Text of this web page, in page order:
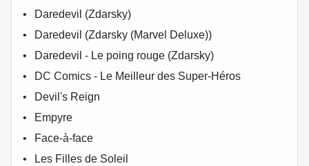
Daredevil (Zdarsky)
Daredevil (Zdarsky (Marvel Deluxe))
Daredevil - Le poing rouge (Zdarsky)
DC Comics - Le Meilleur des Super-Héros
Devil's Reign
Empyre
Face-à-face
Les Filles de Soleil